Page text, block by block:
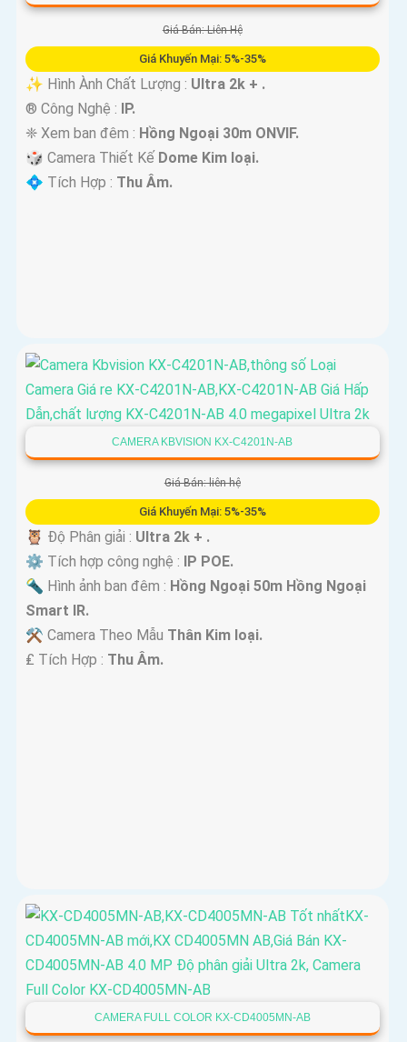
Giá Bán: Liên Hệ
Giá Khuyến Mại: 5%-35%
✨ Hình Ành Chất Lượng : Ultra 2k + .
®️ Công Nghệ : IP.
❈ Xem ban đêm : Hồng Ngoại 30m ONVIF.
🎲 Camera Thiết Kế Dome Kim loại.
️💠 Tích Hợp : Thu Âm.
CAMERA KBVISION KX-C4201N-AB
Giá Bán: liên hệ
Giá Khuyến Mại: 5%-35%
🦉 Độ Phân giải : Ultra 2k + .
⚙ Tích hợp công nghệ : IP POE.
🔦 Hình ảnh ban đêm : Hồng Ngoại 50m Hồng Ngoại
Smart IR.
⚒ Camera Theo Mẫu Thân Kim loại.
️₤ Tích Hợp : Thu Âm.
CAMERA FULL COLOR KX-CD4005MN-AB